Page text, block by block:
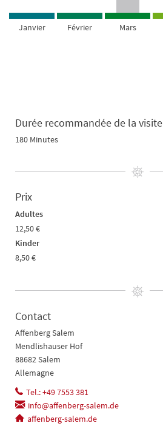
Janvier Février Mars
Durée recommandée de la visite
180 Minutes
Prix
Adultes
12,50 €
Kinder
8,50 €
Contact
Affenberg Salem
Mendlishauser Hof
88682 Salem
Allemagne
Tel.: +49 7553 381
info@affenberg-salem.de
affenberg-salem.de